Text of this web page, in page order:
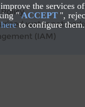
the services
" ACCEPT ",
hereto configure them.
water
(IAM)